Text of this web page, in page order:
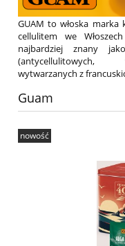
GUAM to włoska
cellulitem we
najbardziej znany
(antycellulitowych,
wytwarzanych z
Guam
nowość